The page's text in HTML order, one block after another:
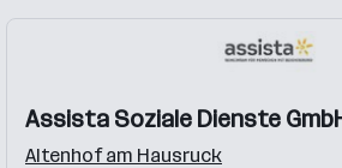
Assista Soziale Dienste
Altenhof am Hausruck